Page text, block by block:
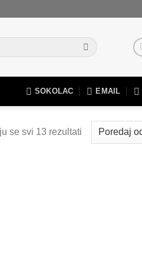
SOKOLAC EMAIL
se svi 13 rezultati